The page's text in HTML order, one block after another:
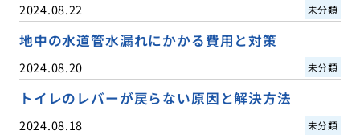
2024.08.22 未分類
地中の水道管水漏れにかかる費用と対策
2024.08.20 未分類
トイレのレバーが戻らない原因と解決方法
2024.08.18 未分類